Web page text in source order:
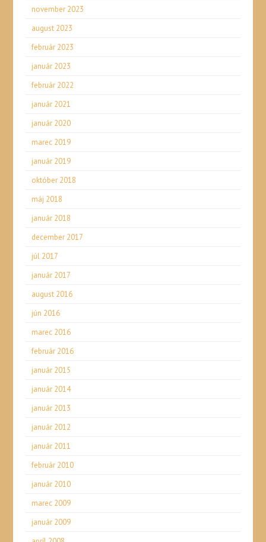
november 2023
august 2023
február 2023
január 2023
február 2022
január 2021
január 2020
marec 2019
január 2019
október 2018
máj 2018
január 2018
december 2017
júl 2017
január 2017
august 2016
jún 2016
marec 2016
február 2016
január 2015
január 2014
január 2013
január 2012
január 2011
február 2010
január 2010
marec 2009
január 2009